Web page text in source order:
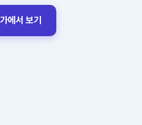
에서 보기